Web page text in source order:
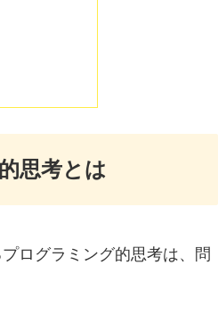
思考とは
ログラミング的思考は、問